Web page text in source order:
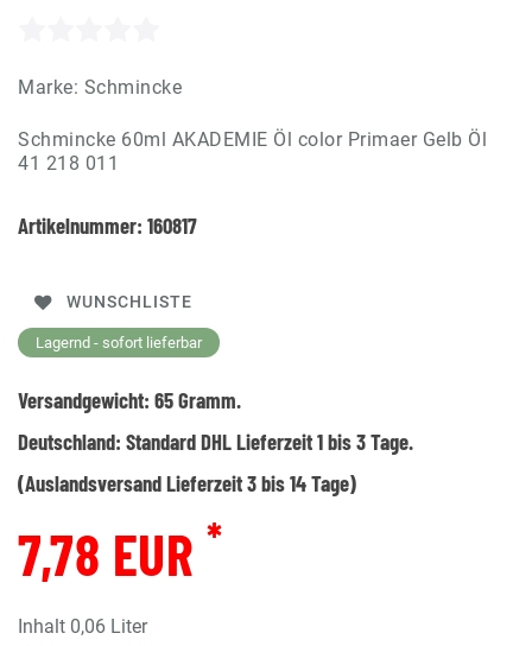
Marke: Schmincke
Schmincke 60ml AKADEMIE Öl color Primaer Gelb Öl
41 218 011
Artikelnummer: 160817
WUNSCHLISTE
Lagernd - sofort lieferbar
Versandgewicht: 65Gramm.
Deutschland: Standard DHL Lieferzeit 1 bis 3 Tage.
(Auslandsversand Lieferzeit 3 bis 14 Tage)
7,78 EUR *
Inhalt 0,06 Liter